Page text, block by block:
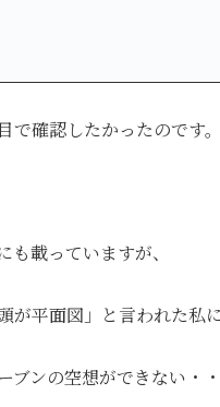
で確認したかったのです。
載っていますが、
が平面図」と言われた私
ブンの空想ができない・